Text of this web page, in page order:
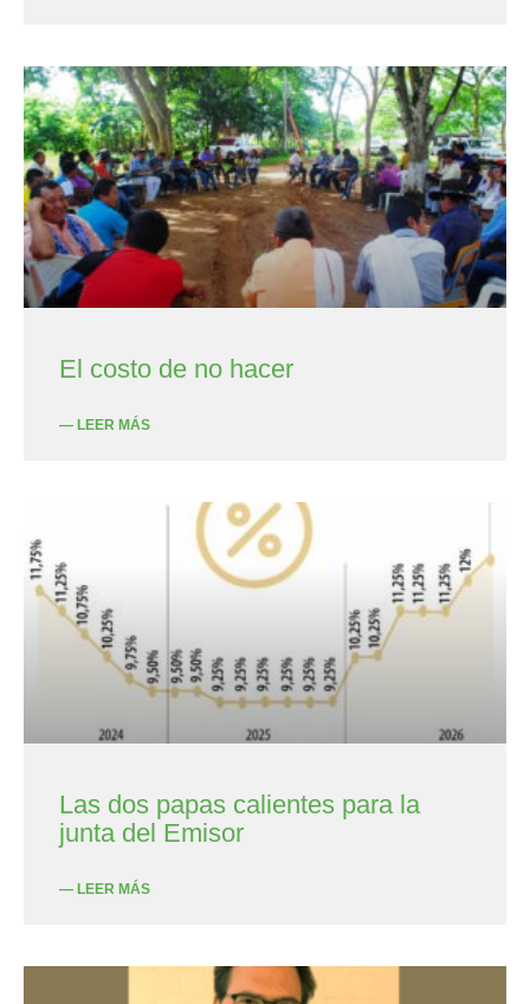
El costo de no hacer
— LEER MÁS
Las dos papas calientes para la
junta del Emisor
— LEER MÁS